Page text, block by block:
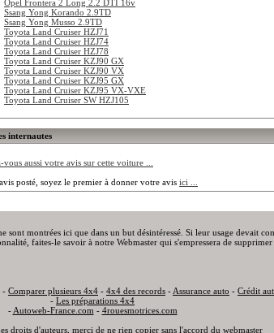
Opel Frontera 2 Long 2.2 DTI 16v
Ssang Yong Korando 2.9TD
Ssang Yong Musso 2.9TD
Toyota Land Cruiser HZJ71
Toyota Land Cruiser HZJ74
Toyota Land Cruiser HZJ78
Toyota Land Cruiser KZJ90 GX
Toyota Land Cruiser KZJ90 VX
Toyota Land Cruiser KZJ95 GX
Toyota Land Cruiser KZJ95 VX-VXE
Toyota Land Cruiser SW HZJ105
internautes
vous aussi votre avis sur cette voiture ...
posté, soyez le premier à donner votre avis ici ...
sont montrées ici que dans un but désintéressé. Si leur usage devait
faites-le savoir à notre Webmaster qui s'empressera de
- Comparer plusieurs 4x4 - 4x4 des records - Assurance auto - Crédit
- Les préparations 4x4
- Autoweb-France.com - 4rouesmotrices.com
droits d'auteurs, merci de ne rien copier sans l'accord du webmaster